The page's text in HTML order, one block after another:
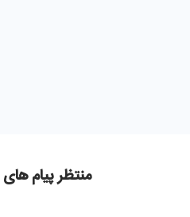
منتظر پیام